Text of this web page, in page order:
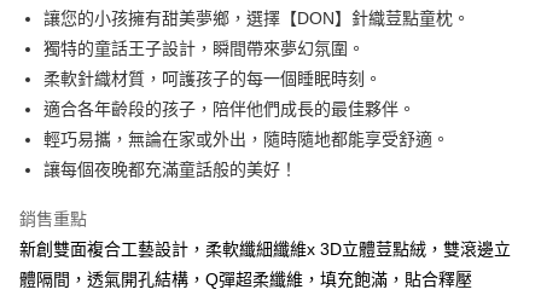
2.付款方式選擇「大哥付你分期」，訂單成立後會自動跳轉到大哥付的交易
流程，驗證手機門號後，選擇欲分期的期數、繳款截止日，確認付款後即完
成交易。
3.實際核准額度、可分期數及費用金額請依後續交易確認頁面所載為準。
4.訂單成立30分鐘內，如未前往確認交易或遇審核未通過，訂單將自動取
消。如遇「轉專審核」未通過狀況，表示未達大哥付你分期系統評分，恕無
法說明評估內容。
【繳款方式說明】
2.透過簡訊連結打開帳單後，可選擇「超商條碼／台灣大直營門市／銀行轉
帳／街口支付／iPASS MONEY」等通路繳費。
【注意事項】
相關說明
【關於「AFTEE先享後付」】
便利好安心！
１．簡單：不需註冊會員、不需綁卡、不需儲值。
２．便利：只要手機號碼，簡訊認證，即可結帳。
３．安心：先確認商品／服務後，再付款。
１．於結帳方式選擇「AFTEE先享後付」後，將跳轉至「AFTEE先享後付」
結帳頁面，進行簡訊認證並確認金額後，即可完成結帳。
２．訂單成立數日內，您將收到繳費通知簡訊。
３．收到繳費通知簡訊後14天內，點擊此簡訊中的連結，可透過四大超商／
ATM付款
運送方式
國內宅配/郵寄 (不適用離島、海外及郵局i郵箱)
讓您的小孩擁有甜美夢鄉，選擇【DON】針織荳點童枕。
獨特的童話王子設計，瞬間帶來夢幻氛圍。
柔軟針織材質，呵護孩子的每一個睡眠時刻。
適合各年齡段的孩子，陪伴他們成長的最佳夥伴。
輕巧易攜，無論在家或外出，隨時隨地都能享受舒適。
讓每個夜晚都充滿童話般的美好！
銷售重點
新創雙面複合工藝設計，柔軟纖細纖維x 3D立體荳點絨，雙滾邊立
體隔間，透氣開孔結構，Q彈超柔纖維，填充飽滿，貼合釋壓